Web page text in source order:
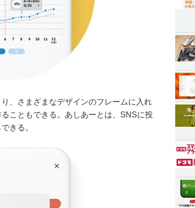
、さまざまなデザインのフレームに入れ
こともできる。あしあーとは、SNSに投
きる。